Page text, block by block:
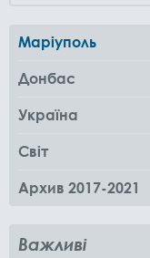
Маріуполь
Донбас
Україна
Світ
Архив 2017-2021
Важливі